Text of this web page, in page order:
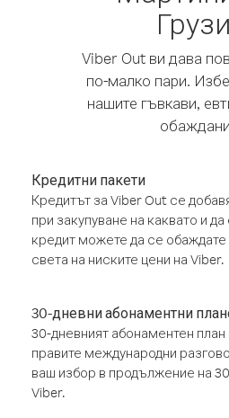
Viber Out ви дава
по-малко пари.
нашите гъвкави,
Кредитни пакети
Кредитът за Viber Out се
при закупуване на каквато и
кредит можете да се
света на ниските цени на Viber.
30-дневни абонаментни
30-дневният абонаментен план
правите международни
ваш избор в продължение на
Viber.